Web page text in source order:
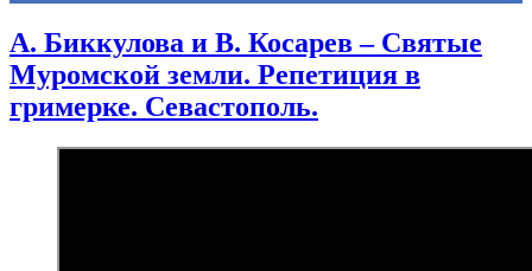
А. Биккулова и В. Косарев – Святые
Муромской земли. Репетиция в
гримерке. Севастополь.